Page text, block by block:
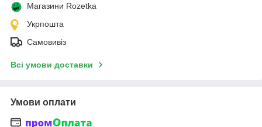
Магазини Rozetka
Укрпошта
Самовивіз
Всі умови доставки
Умови оплати